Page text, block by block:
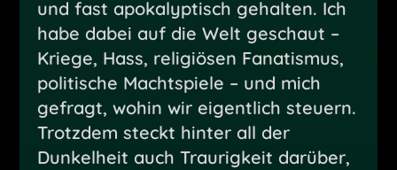
und fast apokalyptisch gehalten. Ich
habe dabei auf die Welt geschaut –
Kriege, Hass, religiösen Fanatismus,
politische Machtspiele – und mich
gefragt, wohin wir eigentlich steuern.
Trotzdem steckt hinter all der
Dunkelheit auch Traurigkeit darüber,